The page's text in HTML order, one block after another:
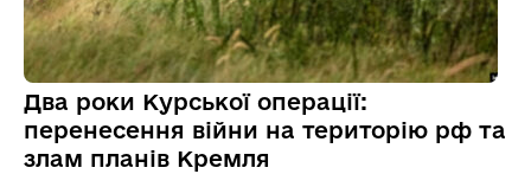
Два роки Курської операції:
перенесення війни на територію рф та
злам планів Кремля